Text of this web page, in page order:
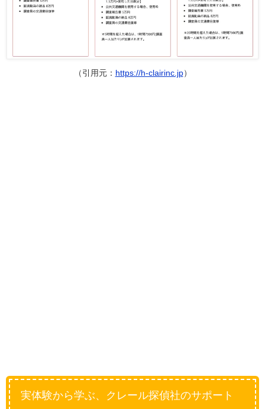
（引用元： https://h-clairinc.jp）
実体験から学ぶ、クレール探偵社のサポート